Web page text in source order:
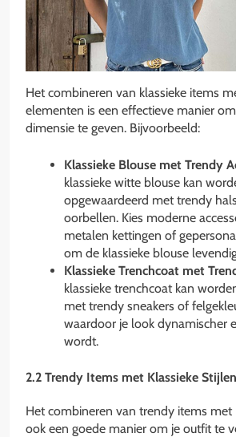
Het combineren van klassieke items
elementen is een effectieve manier
dimensie te geven. Bijvoorbeeld:
Klassieke Blouse met Trendy
klassieke witte blouse kan
opgewaardeerd met trendy
oorbellen. Kies moderne
metalen kettingen of
om de klassieke blouse
Klassieke Trenchcoat met
klassieke trenchcoat kan
met trendy sneakers of
waardoor je look dynamischer
wordt.
2.2 Trendy Items met Klassieke
Het combineren van trendy items met
ook een goede manier om je outfit te